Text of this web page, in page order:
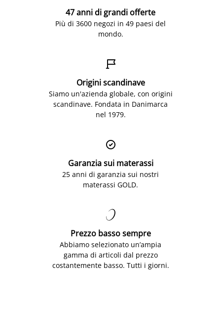
47 anni di grandi offerte
Più di 3600 negozi in 49 paesi del
mondo.

Origini scandinave
Siamo un'azienda globale, con origini
scandinave. Fondata in Danimarca
nel 1979.

Garanzia sui materassi
25 anni di garanzia sui nostri
materassi GOLD.

Prezzo basso sempre
Abbiamo selezionato un’ampia
gamma di articoli dal prezzo
costantemente basso. Tutti i giorni.